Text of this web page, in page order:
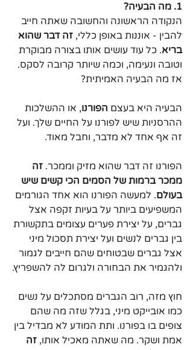
1. מה הבעיה?
הנקודה הראשונה והחשובה שאתה חייב
להבין - אוננות באופן כללי, זה דבר שהוא
בריא. כל עוד עושים אותו בצורה מבוקרת
וטובה ונעימה, וכמה שיותר קרובה לסקס.
אז מה הבעיה האמיתית?
הבעיה היא בעצם הפורנו, או ההשלכות
ההרסניות שיש לפורנו על החיים שלך. ועל
זה אף אחד לא מדבר, וחבל מאוד.
הפורנו זה דבר שהוא מזיק וממכר. זה
ממכר ברמות של הסמים הכי קשים שיש
בעולם. למעשה הפורנו הוא אחד הגורמים
המשפיעים ביותר על בעיות זקפה אצל
גברים, על יצירת פערים עצומים בתקשורת
בין גברים לנשים ועל יצירת תסכול מיני
אצל גברים שבטוחים שהם חייבים לגמור
ולהגמיר את הבחורה ולגרום לה להשפריץ.
חוץ מזה, רוב הגברים מסתכלים על נשים
כמו אובייקט מיני, בגלל שזה מה שהם
צופים בו בפורנו. ותת המודע לא מבדיל בין
אמת ושקר. מה שאתה מאכיל אותו, זה